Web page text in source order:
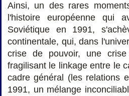
Ainsi, un des rares
l'histoire européenne qui
Soviétique en 1991,
continentale, qui, dans
crise de pouvoir, une
fragilisant le linkage entre le
cadre général (les relations
1991, un mélange